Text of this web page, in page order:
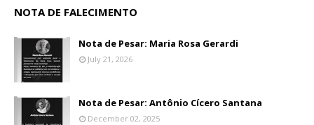
NOTA DE FALECIMENTO
Nota de Pesar: Maria Rosa Gerardi
July 21, 2026
Nota de Pesar: Antônio Cícero Santana
December 02, 2025